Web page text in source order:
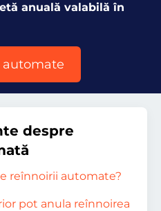
anuală valabilă în
despre
reînnoirii automate?
pot anula reînnoirea